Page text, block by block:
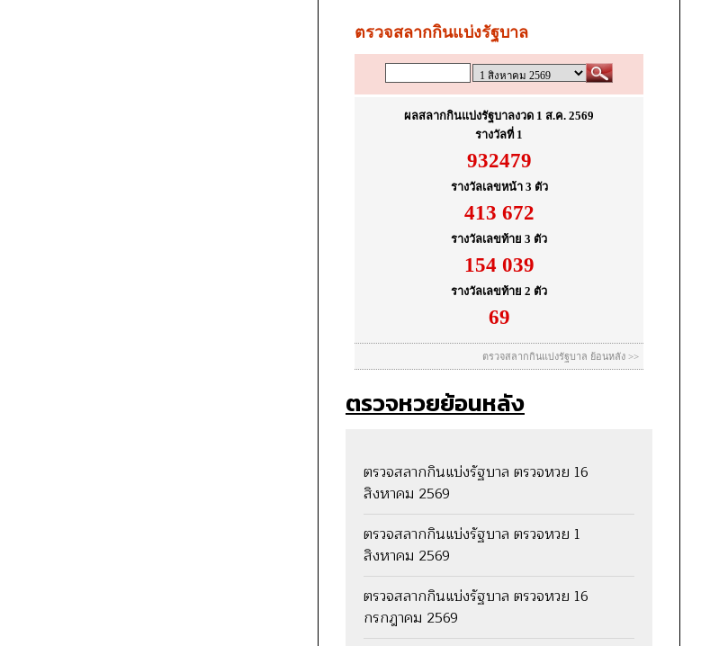
ตรวจหวยย้อนหลัง
ตรวจสลากกินแบ่งรัฐบาล ตรวจหวย 16
สิงหาคม 2569
ตรวจสลากกินแบ่งรัฐบาล ตรวจหวย 1
สิงหาคม 2569
ตรวจสลากกินแบ่งรัฐบาล ตรวจหวย 16
กรกฎาคม 2569